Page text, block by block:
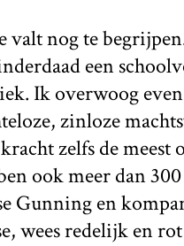
valt nog te
een
Ik overwoog
zinloze
zelfs de meest
ook meer dan
Gunning en
wees redelijk en